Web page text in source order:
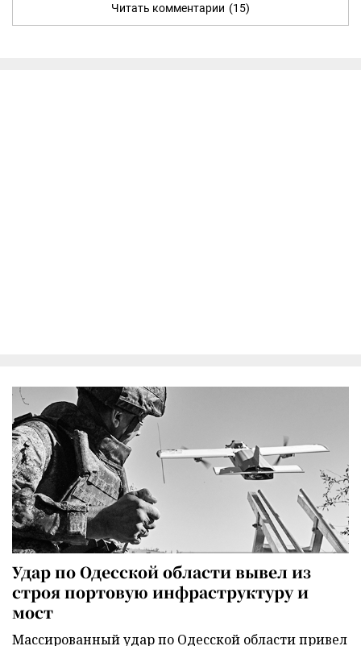
Читать комментарии (15)
Удар по Одесской области вывел из
строя портовую инфраструктуру и
мост
Массированный удар по Одесской области привел